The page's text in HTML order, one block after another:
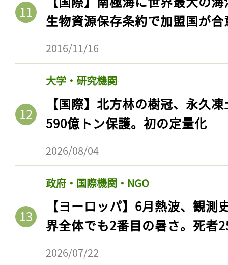
生物資源保存条約で加盟国が合
2016/11/16
大学・研究機関
【国際】北方林の樹冠、永久
590億トン保護。初の定量化
2026/08/04
政府・国際機関・NGO
【ヨーロッパ】6月熱波、観
界全体でも2番目の暑さ。死者
2026/07/22